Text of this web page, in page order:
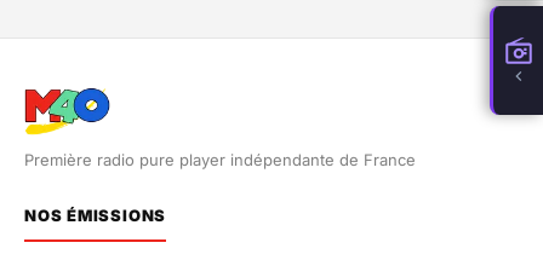
Première radio pure player indépendante de France
NOS ÉMISSIONS